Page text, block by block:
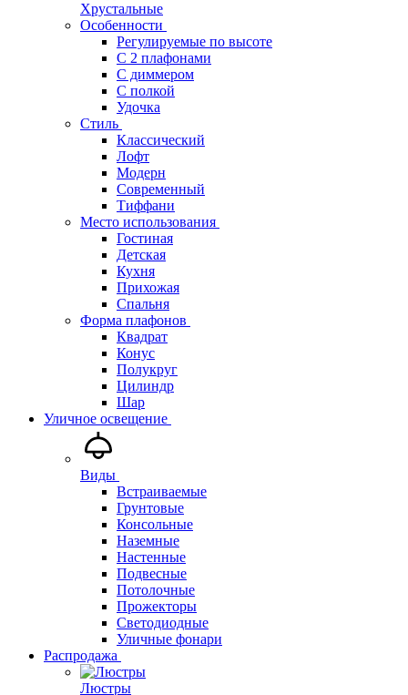
Хрустальные
Особенности
Регулируемые по высоте
С 2 плафонами
С диммером
С полкой
Удочка
Стиль
Классический
Лофт
Модерн
Современный
Тиффани
Место использования
Гостиная
Детская
Кухня
Прихожая
Спальня
Форма плафонов
Квадрат
Конус
Полукруг
Цилиндр
Шар
Уличное освещение
Виды
Встраиваемые
Грунтовые
Консольные
Наземные
Настенные
Подвесные
Потолочные
Прожекторы
Светодиодные
Уличные фонари
Распродажа
Люстры